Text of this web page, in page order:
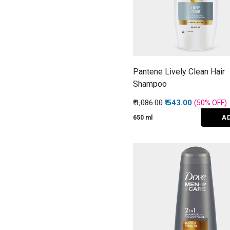
Pantene Lively Clean Hair
Shampoo
Price reduced from
₹ 1,086.00to
₹ 543.00 (50% OFF)
650 ml